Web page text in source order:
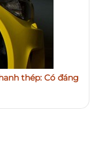
thép: Có đáng